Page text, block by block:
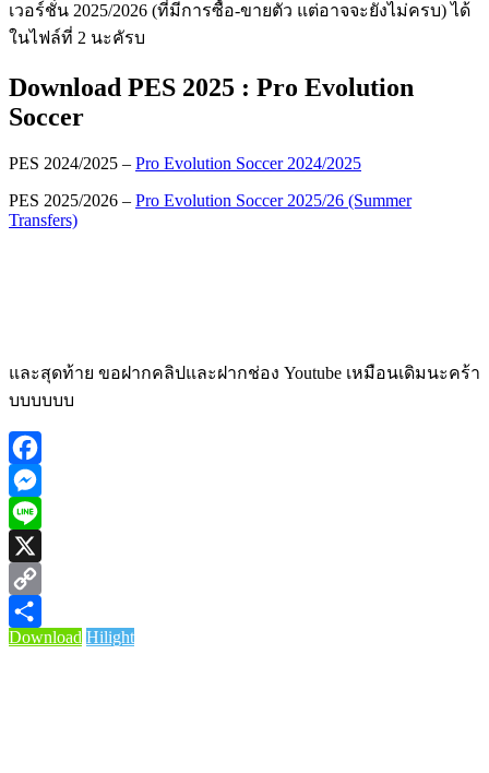
เวอร์ชั่น 2025/2026 (ที่มีการซื้อ-ขายตัว แต่อาจจะยังไม่ครบ) ได้
ในไฟล์ที่ 2 นะคัรบ
Download PES 2025 : Pro Evolution
Soccer
PES 2024/2025 – Pro Evolution Soccer 2024/2025
PES 2025/2026 – Pro Evolution Soccer 2025/26 (Summer
Transfers)
และสุดท้าย ขอฝากคลิปและฝากช่อง Youtube เหมือนเดิมนะคร้า
บบบบบบ
Facebook
Messenger
Line
X
Copy
Link
Share
Download Hilight